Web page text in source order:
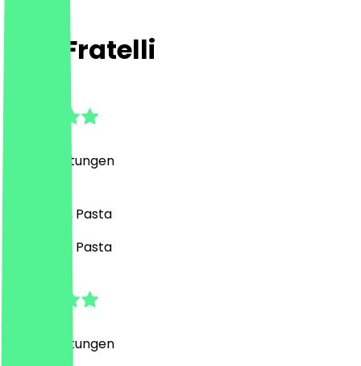
Due Fratelli
Bewertungen
Italienisch, Pasta
Italienisch, Pasta
Bewertungen